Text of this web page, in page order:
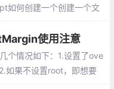
如何创建一个创建一个文
使用注意
个情况如下：1.设置了ove
如果不设置root，即想要